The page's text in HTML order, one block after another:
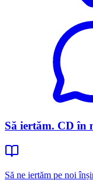
Să iertăm. CD în
Să ne iertăm pe noi